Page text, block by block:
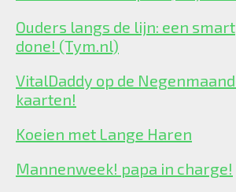
Ouders langs de lijn: een
done! (Tym.nl)
VitalDaddy op de
kaarten!
Koeien met Lange Haren
Mannenweek! papa in charge!